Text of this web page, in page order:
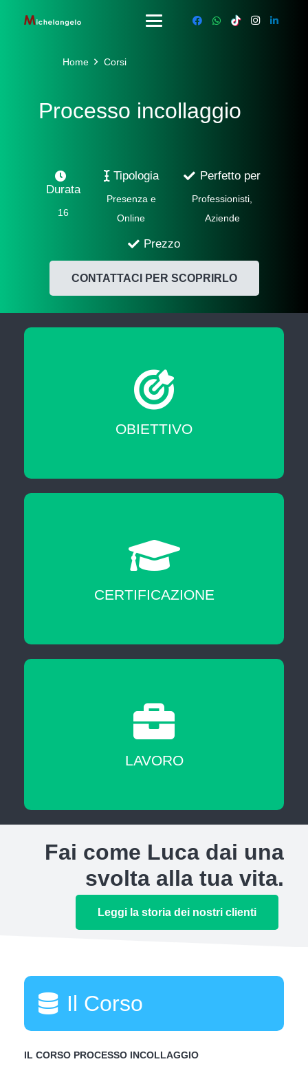
Home Corsi
Processo incollaggio
Durata
16
Tipologia
Presenza e
Online
Perfetto per
Professionisti,
Aziende
Prezzo
CONTATTACI PER SCOPRIRLO
OBIETTIVO
Migliorare le tue skill professionali
CERTIFICAZIONE
Certificazione di fine corso.
LAVORO
A fine corso sarai messo in contatto con
Fai come Luca dai una
svolta alla tua vita.
Leggi la storia dei nostri clienti
Il Corso
IL CORSO PROCESSO INCOLLAGGIO